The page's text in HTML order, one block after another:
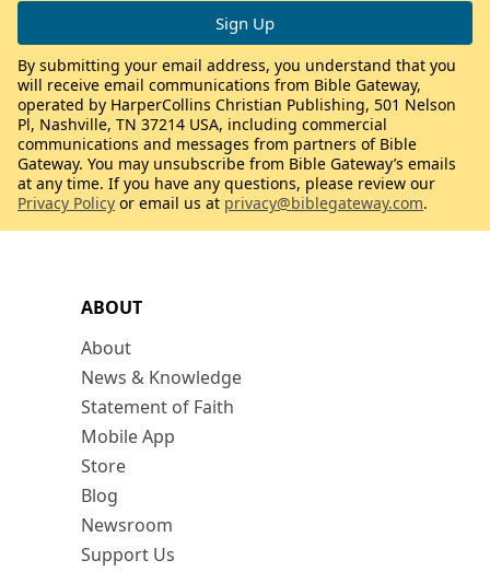
ABOUT
About
News & Knowledge
Statement of Faith
Mobile App
Store
Blog
Newsroom
Support Us
By submitting your email address, you understand that you
will receive email communications from Bible Gateway,
operated by HarperCollins Christian Publishing, 501 Nelson
Pl, Nashville, TN 37214 USA, including commercial
communications and messages from partners of Bible
Gateway. You may unsubscribe from Bible Gateway’s emails
at any time. If you have any questions, please review our
Privacy Policy or email us at privacy@biblegateway.com.